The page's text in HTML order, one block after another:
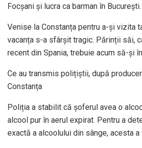
Focșani și lucra ca barman în București.
Venise la Constanța pentru a-și vizita
vacanța s-a sfârșit tragic. Părinții săi,
recent din Spania, trebuie acum să-și
Ce au transmis polițiștii, după
Constanța
Poliția a stabilit că șoferul avea o
alcool pur în aerul expirat. Pentru a
exactă a alcoolului din sânge, acesta